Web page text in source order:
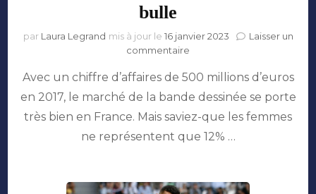
bulle
par Laura Legrand mis à jour le 16 janvier 2023
Laisser un
commentaire
femmes
ne
plus
dans
Avec un chiffre d’affaires de 500 millions d’euros
en 2017, le marché de la bande dessinée se porte
très bien en France. Mais saviez-que les femmes
ne représentent que 12% …